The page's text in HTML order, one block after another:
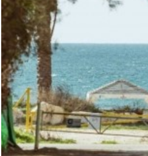
משקים / נחלות